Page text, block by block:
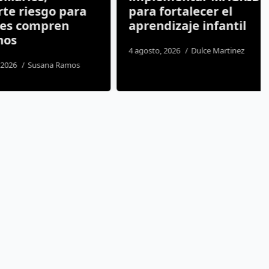
riesgo para
compren
Susana Ramos
para fortalecer el
aprendizaje infantil
4 agosto, 2026 Dulce Martinez